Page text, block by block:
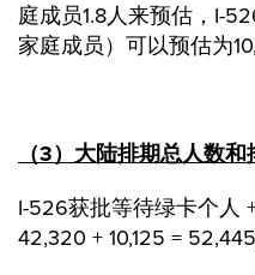
庭成员1.8人来预估，I-
家庭成员）可以预估为
（3）大陆排期总人数
I-526获批等待绿卡个人
42,320 + 10,125 =